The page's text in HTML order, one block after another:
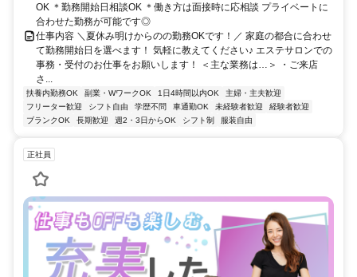
OK ＊勤務開始日相談OK ＊働き方は面接時に応相談 プライベートに
合わせた勤務が可能です◎
仕事内容 ＼夏休み明けからのの勤務OKです！／ 家庭の都合に合わせ
て勤務開始日を選べます！ 気軽に教えてください♪ エステサロンでの
事務・受付のお仕事をお願いします！ ＜主な業務は…＞ ・ご来店
さ...
扶養内勤務OK 副業・WワークOK 1日4時間以内OK
主婦・主夫歓迎
フリーター歓迎
シフト自由 学歴不問 車通勤OK 未経験者歓迎
経験者歓迎
ブランクOK
長期歓迎 週2・3日からOK シフト制 服装自由
正社員